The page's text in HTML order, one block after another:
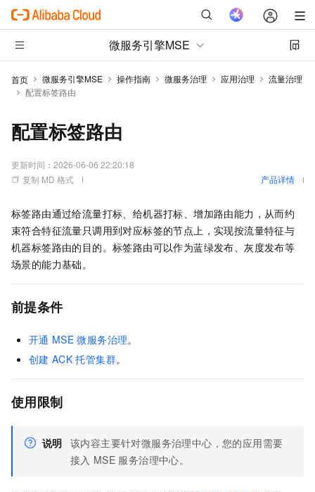
微服务引擎MSE
首页 微服务引擎MSE 操作指南 微服务治理 应用治理
流量治理
配置标签路由
配置标签路由
更新时间： 2026-06-06 22:20:18
复制 MD 格式
产品详情
标签路由通过给流量打标、给机器打标、增加路由能力，从而约
束符合特征流量只调用到对应标签的节点上，实现按流量特征与
机器标签路由的目的。标签路由可以作为蓝绿发布、灰度发布等
场景的能力基础。
前提条件
开通 MSE 微服务治理。
创建 ACK 托管集群。
使用限制
说明 该内容主要针对微服务治理中心，您的应用需要
接入 MSE 服务治理中心。